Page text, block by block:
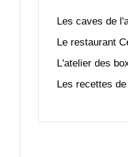
Les caves de
Le restaurant
L'atelier des
Les recettes